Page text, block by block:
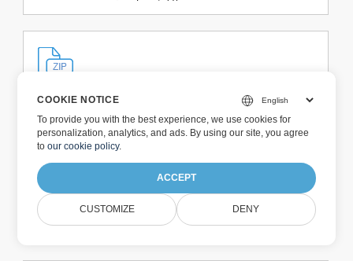
LLS)
Αυτό το αρχείο zip περιέχει μόνο το groupdocs.redAction για
συγκροτήματα .NET. Ο κώλος ...
Προστέθηκε:August 25, 2022 Λήψεις:19
Κατεβάστε
Μέγεθος αρχείου: 115.7 MB
COOKIE NOTICE
To provide you with the best experience, we use cookies for
personalization, analytics, and ads. By using our site, you agree
toour cookie policy.
ACCEPT
CUSTOMIZE DENY